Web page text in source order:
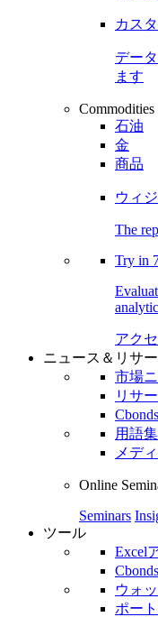
カス
デー
ます
石油
金
商品
ウィ
The
Try in
アク
ニュース＆リサ
市場
リサ
用語集
メデ
Online
Seminars
ツール
Excel
ウォ
ポー